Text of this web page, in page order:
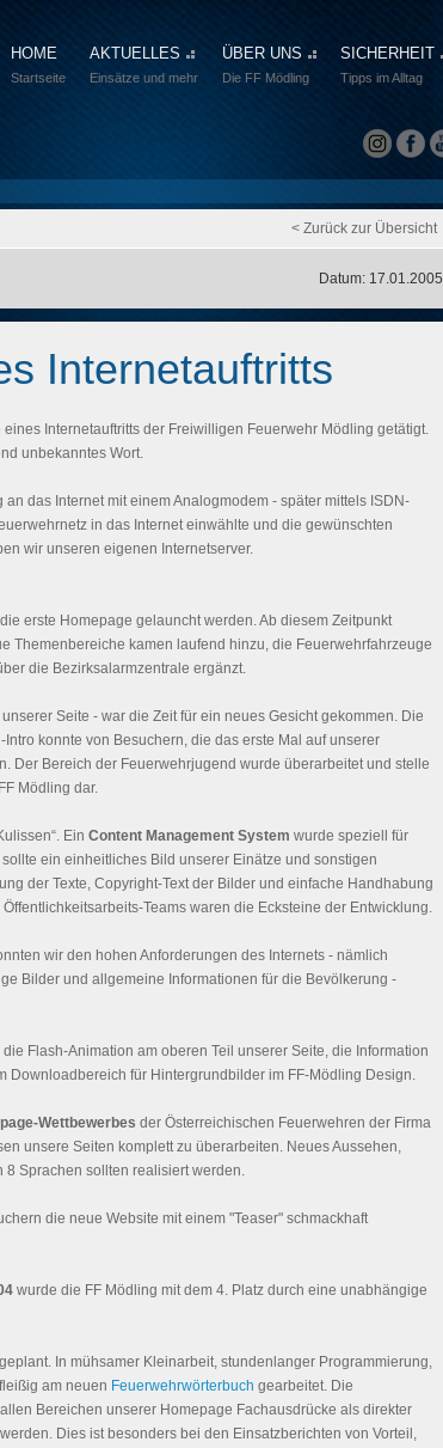
HOME
Startseite
AKTUELLES
Einsätze und mehr
ÜBER UNS
Die FF Mödling
SICHERHEIT
Tipps im Alltag
< Zurück zur Übersicht
Datum: 17.01.2005
Internetauftritts
Internetauftritts der Freiwilligen Feuerwehr Mödling getätigt.
unbekanntes Wort.
das Internet mit einem Analogmodem - später mittels ISDN-
in das Internet einwählte und die gewünschten
wir unseren eigenen Internetserver.
erste Homepage gelauncht werden. Ab diesem Zeitpunkt
Themenbereiche kamen laufend hinzu, die Feuerwehrfahrzeuge
die Bezirksalarmzentrale ergänzt.
Seite - war die Zeit für ein neues Gesicht gekommen. Die
konnte von Besuchern, die das erste Mal auf unserer
Der Bereich der Feuerwehrjugend wurde überarbeitet und stelle
Mödling dar.
Ein Content Management System wurde speziell für
ein einheitliches Bild unserer Einätze und sonstigen
der Texte, Copyright-Text der Bilder und einfache Handhabung
Teams waren die Ecksteine der Entwicklung.
wir den hohen Anforderungen des Internets - nämlich
Bilder und allgemeine Informationen für die Bevölkerung -
Flash-Animation am oberen Teil unserer Seite, die Information
Downloadbereich für Hintergrundbilder im FF-Mödling Design.
Wettbewerbes der Österreichischen Feuerwehren der Firma
unsere Seiten komplett zu überarbeiten. Neues Aussehen,
Sprachen sollten realisiert werden.
die neue Website mit einem "Teaser" schmackhaft
wurde die FF Mödling mit dem 4. Platz durch eine unabhängige
In mühsamer Kleinarbeit, stundenlanger Programmierung,
am neuen Feuerwehrwörterbuch gearbeitet. Die
Bereichen unserer Homepage Fachausdrücke als direkter
Dies ist besonders bei den Einsatzberichten von Vorteil,